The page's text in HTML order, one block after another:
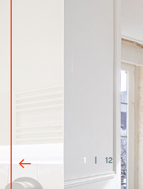
1 12